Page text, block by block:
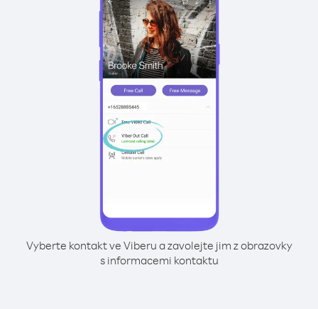
Vyberte kontakt ve Viberu a zavolejte jim z obrazovky
s informacemi kontaktu